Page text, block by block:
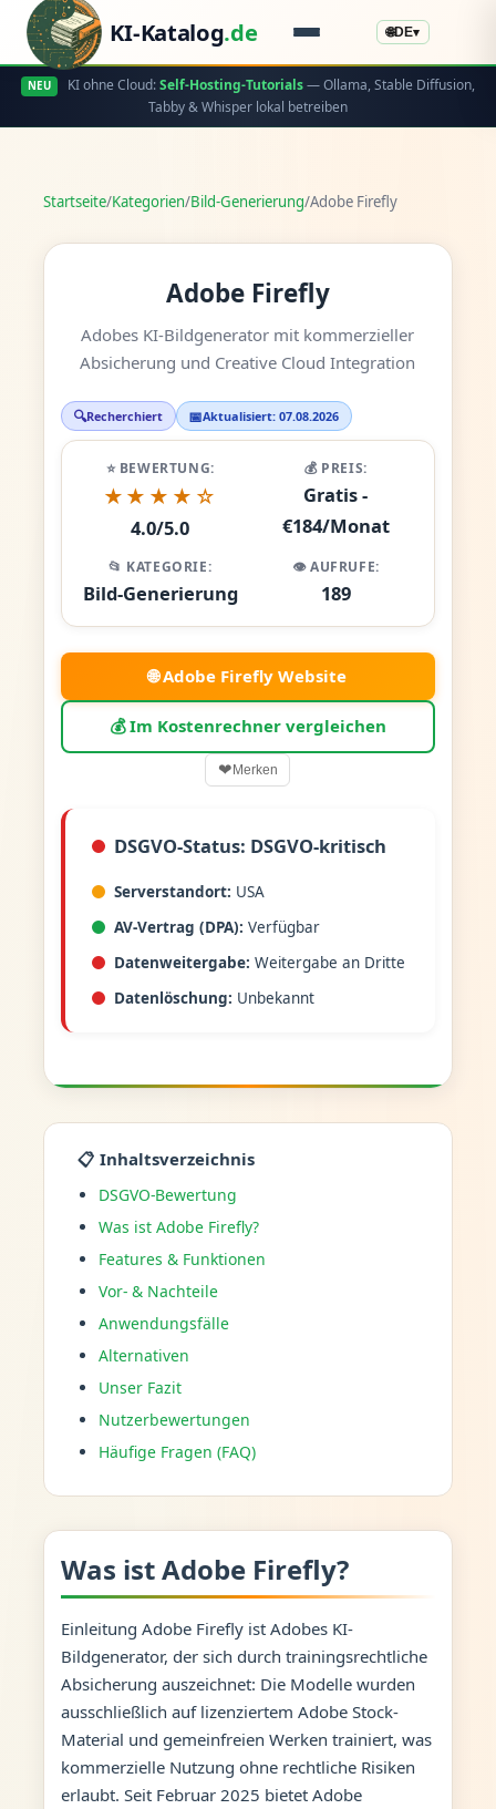
KI-Katalog.de 🌐DE▾
NEU KI ohne Cloud:Self-Hosting-Tutorials— Ollama, Stable Diffusion,
Tabby & Whisper lokal betreiben
Startseite/Kategorien/Bild-Generierung/Adobe Firefly
Adobe Firefly
Adobes KI-Bildgenerator mit kommerzieller
Absicherung und Creative Cloud Integration
🔍Recherchiert 📅Aktualisiert: 07.08.2026
⭐ BEWERTUNG:
★★★★☆
4.0/5.0
💰 PREIS:
Gratis -
€184/Monat
📂 KATEGORIE:
Bild-Generierung
👁️ AUFRUFE:
189
🌐 Adobe Firefly Website
💰 Im Kostenrechner vergleichen
❤Merken
DSGVO-Status: DSGVO-kritisch
Serverstandort: USA
AV-Vertrag (DPA): Verfügbar
Datenweitergabe: Weitergabe an Dritte
Datenlöschung: Unbekannt
📋 Inhaltsverzeichnis
DSGVO-Bewertung
Was ist Adobe Firefly?
Features & Funktionen
Vor- & Nachteile
Anwendungsfälle
Alternativen
Unser Fazit
Nutzerbewertungen
Häufige Fragen (FAQ)
Was ist Adobe Firefly?
Einleitung Adobe Firefly ist Adobes KI-
Bildgenerator, der sich durch trainingsrechtliche
Absicherung auszeichnet: Die Modelle wurden
ausschließlich auf lizenziertem Adobe Stock-
Material und gemeinfreien Werken trainiert, was
kommerzielle Nutzung ohne rechtliche Risiken
erlaubt. Seit Februar 2025 bietet Adobe